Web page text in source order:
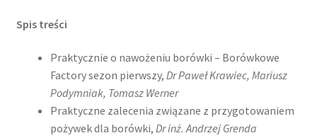
Spis treści
Praktycznie o nawożeniu borówki – Borówkowe
Factory sezon pierwszy, Dr Paweł Krawiec, Mariusz
Podymniak, Tomasz Werner
Praktyczne zalecenia związane z przygotowaniem
pożywek dla borówki, Dr inż. Andrzej Grenda